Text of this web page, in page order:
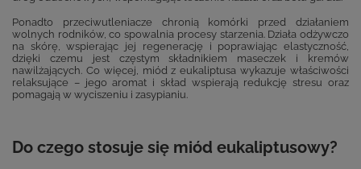
Ponadto przeciwutleniacze chronią komórki przed działaniem
wolnych rodników, co spowalnia procesy starzenia. Działa odżywczo
na skórę, wspierając jej regenerację i poprawiając elastyczność,
dzięki czemu jest częstym składnikiem maseczek i kremów
nawilżających. Co więcej, miód z eukaliptusa wykazuje właściwości
relaksujące – jego aromat i skład wspierają redukcję stresu oraz
pomagają w wyciszeniu i zasypianiu.
Do czego stosuje się miód eukaliptusowy?